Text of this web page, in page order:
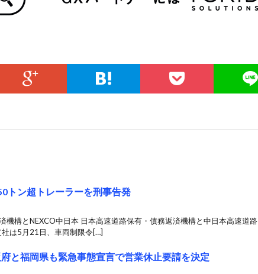
トン超トレーラーを刑事告発
機構とNEXCO中日本 日本高速道路保有・債務返済機構と中日本高速道路
社は5月21日、車両制限令[…]
府と福岡県も緊急事態宣言で営業休止要請を決定